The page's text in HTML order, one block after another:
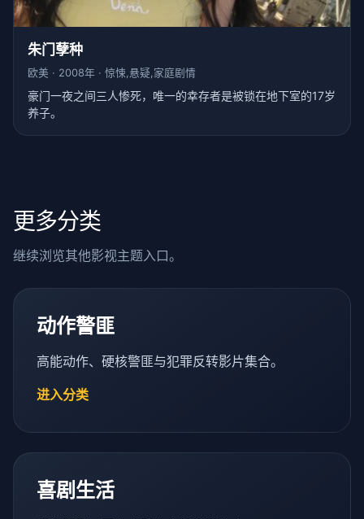
朱门孽种
欧美 · 2008年 · 惊悚,悬疑,家庭剧情
豪门一夜之间三人惨死，唯一的幸存者是被锁在地下室的17岁
养子。
更多分类
继续浏览其他影视主题入口。
动作警匪
高能动作、硬核警匪与犯罪反转影片集合。
进入分类
喜剧生活